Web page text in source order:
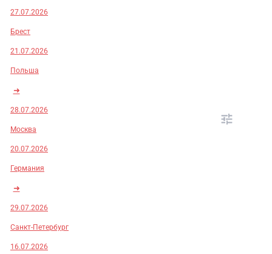
27.07.2026
Брест
21.07.2026
Польша
➜
28.07.2026
Москва
20.07.2026
Германия
➜
29.07.2026
Санкт-Петербург
16.07.2026